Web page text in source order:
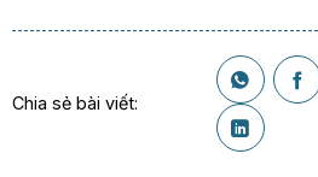
Chia sẻ bài viết: